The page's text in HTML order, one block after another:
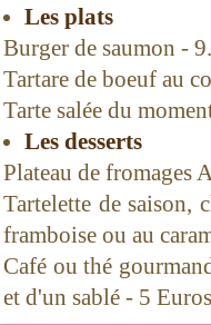
Les plats
Burger de saumon -
Tartare de boeuf au
Tarte salée du
Les desserts
Plateau de fromages
Tartelette de saison,
framboise ou au
Café ou thé
et d'un sablé - 5 Euros